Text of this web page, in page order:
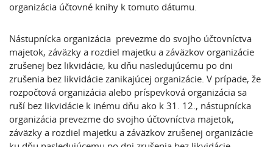
organizácia účtovné knihy k tomuto dátumu.
Nástupnícka organizácia prevezme do svojho účtovníctva
majetok, záväzky a rozdiel majetku a záväzkov organizácie
zrušenej bez likvidácie, ku dňu nasledujúcemu po dni
zrušenia bez likvidácie zanikajúcej organizácie. V prípade, že
rozpočtová organizácia alebo príspevková organizácia sa
ruší bez likvidácie k inému dňu ako k 31. 12., nástupnícka
organizácia prevezme do svojho účtovníctva majetok,
záväzky a rozdiel majetku a záväzkov zrušenej organizácie